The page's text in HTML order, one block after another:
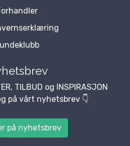
TILBUD og INSPIRASJON
på vårt nyhetsbrev 👇
på nyhetsbrev